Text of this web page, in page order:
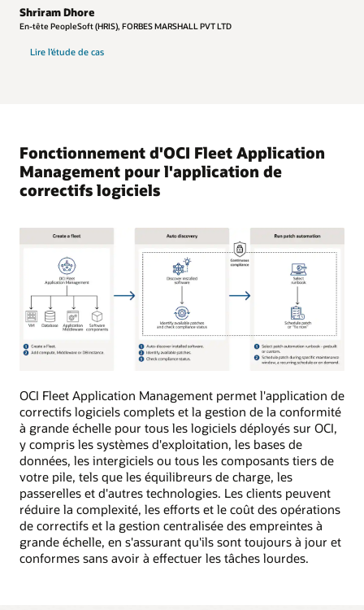
Shriram Dhore
En-tête PeopleSoft (HRIS), FORBES MARSHALL PVT LTD
Lire l’étude de cas
Fonctionnement d'OCI Fleet Application
Management pour l'application de
correctifs logiciels
diagramme
présente
le
flux
conceptuel
du
service
pour
les
cas
d'utilisation
OCI Fleet Application Management permet l'application de
correctifs logiciels complets et la gestion de la conformité
à grande échelle pour tous les logiciels déployés sur OCI,
y compris les systèmes d'exploitation, les bases de
données, les intergiciels ou tous les composants tiers de
votre pile, tels que les équilibreurs de charge, les
passerelles et d'autres technologies. Les clients peuvent
réduire la complexité, les efforts et le coût des opérations
de correctifs et la gestion centralisée des empreintes à
grande échelle, en s'assurant qu'ils sont toujours à jour et
conformes sans avoir à effectuer les tâches lourdes.